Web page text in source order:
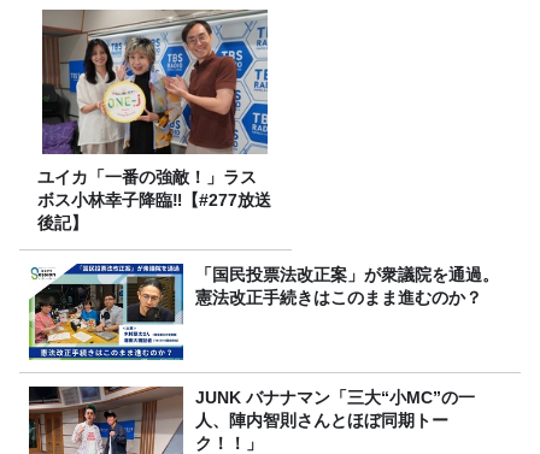
ユイカ「一番の強敵！」ラス
ボス小林幸子降臨‼【#277放送
後記】
「国民投票法改正案」が衆議院を通過。
憲法改正手続きはこのまま進むのか？
JUNK バナナマン「三大“小MC”の一
人、陣内智則さんとほぼ同期トー
ク！！」